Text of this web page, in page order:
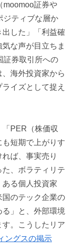
moomoo証券や
ジティブな層か
した」「利益確
な声が目立ちま
証券取引所への
、海外投資家から
イズとして捉え
PER（株価収
短期で上がりす
ば、事実売り
た、ボラティリテ
る個人投資家
のテック企業の
」と、外部環境
。こうしたリア
ングスの掲示